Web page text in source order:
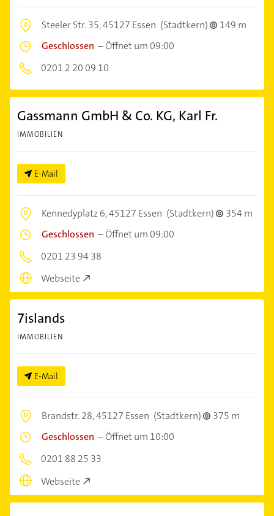
Steeler Str. 35,45127 Essen (Stadtkern)
149 m
Geschlossen –Öffnet um 09:00
0201 2 20 09 10
Gassmann GmbH & Co. KG, Karl Fr.
IMMOBILIEN
E-Mail
Kennedyplatz 6,45127 Essen (Stadtkern)
354 m
Geschlossen –Öffnet um 09:00
0201 23 94 38
Webseite
7islands
IMMOBILIEN
E-Mail
Brandstr. 28,45127 Essen (Stadtkern)
375 m
Geschlossen –Öffnet um 10:00
0201 88 25 33
Webseite